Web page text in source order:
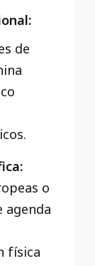
de
o
agenda
física